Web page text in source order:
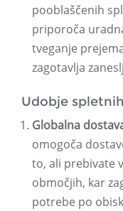
pooblaščenih
priporoča
tveganje
zagotavlja
Udobje
Globalna
omogoča
to, ali prebivate
območjih, kar
potrebe po